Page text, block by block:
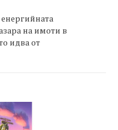
на имоти в
идва от